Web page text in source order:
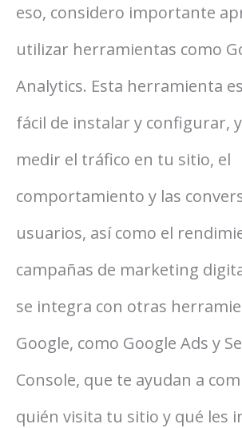
eso, considero importante
utilizar herramientas como
Analytics. Esta herramienta
fácil de instalar y configurar,
medir el tráfico en tu sitio, el
comportamiento y las
usuarios, así como el
campañas de marketing
se integra con otras
Google, como Google Ads y
Console, que te ayudan a
quién visita tu sitio y qué les